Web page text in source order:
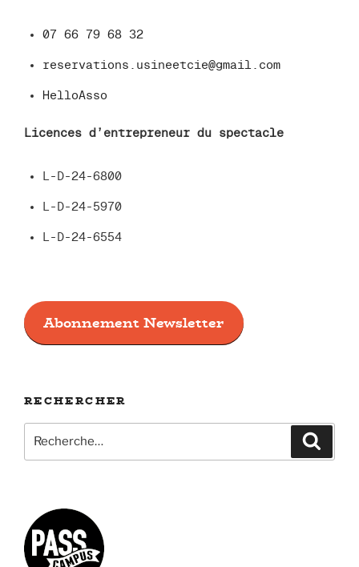
07 66 79 68 32
reservations.usineetcie@gmail.com
HelloAsso
Licences d’entrepreneur du spectacle
L-D-24-6800
L-D-24-5970
L-D-24-6554
Abonnement Newsletter
RECHERCHER